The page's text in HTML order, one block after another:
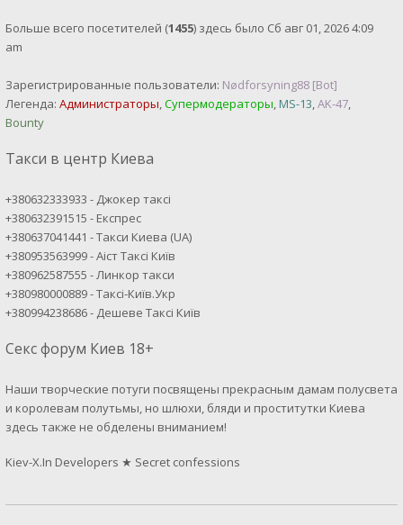
Больше всего посетителей (1455) здесь было Сб авг 01, 2026 4:09
am
Зарегистрированные пользователи: Nødforsyning88 [Bot]
Легенда: Администраторы,Супермодераторы,MS-13,AK-47,
Bounty
Такси в центр Киева
+380632333933 - Джокер таксі
+380632391515 - Експрес
+380637041441 - Такси Киева (UA)
+380953563999 - Аіст Таксі Київ
+380962587555 - Линкор такси
+380980000889 - Таксі-Київ.Укр
+380994238686 - Дешеве Таксі Київ
Секс форум Киев 18+
Наши творческие потуги посвящены прекрасным дамам полусвета
и королевам полутьмы, но шлюхи, бляди и проститутки Киева
здесь также не обделены вниманием!
Kiev-X.In Developers ★ Secret confessions